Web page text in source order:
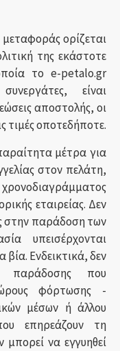
ορίζεται
της εκάστοτε
το e-petalo.gr
είναι
αποστολής, οι
τιμές οποτεδήποτε.
μέτρα για
στον πελάτη,
εταιρείας. Δεν
στην παράδοση των
υπεισέρχονται
Ενδεικτικά, δεν
παράδοσης που
φόρτωσης -
μέσων ή άλλου
επηρεάζουν τη
να εγγυηθεί